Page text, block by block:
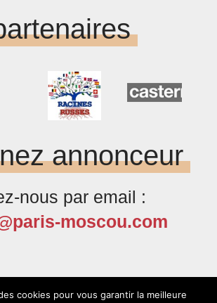
annonceur
nous par email :
moscou.com
cookies pour vous garantir la meilleure